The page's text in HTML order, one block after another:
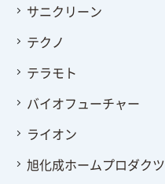
サニクリーン
テクノ
テラモト
バイオフューチャー
ライオン
旭化成ホームプロダクツ